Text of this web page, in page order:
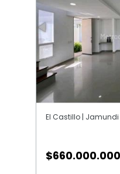
El Castillo | Jamundi
$660.000.000